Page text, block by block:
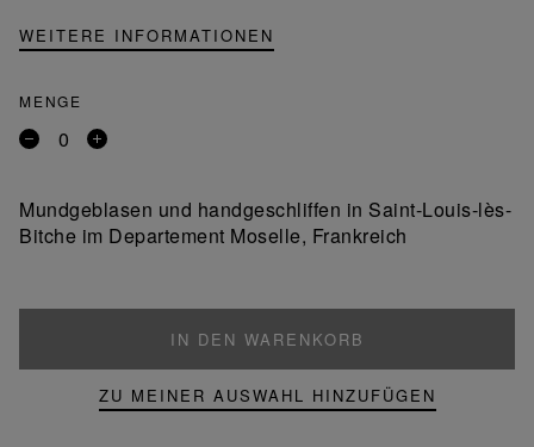
WEITERE INFORMATIONEN
MENGE
Entfernen
Produkt
Ein
Mundgeblasen und handgeschliffen in Saint-Louis-lès-
Bitche im Departement Moselle, Frankreich
IN DEN WARENKORB
ZU MEINER AUSWAHL HINZUFÜGEN